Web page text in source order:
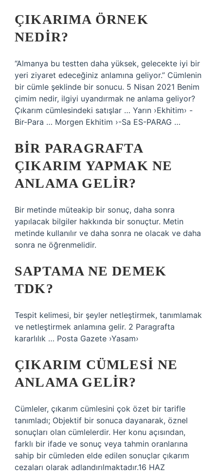
ÇIKARIMA ÖRNEK
NEDIR?
“Almanya bu testten daha yüksek, gelecekte iyi bir
yeri ziyaret edeceğiniz anlamına geliyor.” Cümlenin
bir cümle şeklinde bir sonucu. 5 Nisan 2021 Benim
çimim nedir, ilgiyi uyandırmak ne anlama geliyor?
Çıkarım cümlesindeki satışlar … Yarın ›Ekhitim› -
Bir-Para … Morgen Ekhitim ›-Sa ES-PARAG …
BIR PARAGRAFTA
ÇIKARIM YAPMAK NE
ANLAMA GELIR?
Bir metinde müteakip bir sonuç, daha sonra
yapılacak bilgiler hakkında bir sonuçtur. Metin
metinde kullanılır ve daha sonra ne olacak ve daha
sonra ne öğrenmelidir.
SAPTAMA NE DEMEK
TDK?
Tespit kelimesi, bir şeyler netleştirmek, tanımlamak
ve netleştirmek anlamına gelir. 2 Paragrafta
kararlılık … Posta Gazete ›Yasam›
ÇIKARIM CÜMLESI NE
ANLAMA GELIR?
Cümleler, çıkarım cümlesini çok özet bir tarifle
tanımladı; Objektif bir sonuca dayanarak, öznel
sonuçları olan cümlelerdir. Her konu açısından,
farklı bir ifade ve sonuç veya tahmin oranlarına
sahip bir cümleden elde edilen sonuçlar çıkarım
cezaları olarak adlandırılmaktadır.16 HAZ